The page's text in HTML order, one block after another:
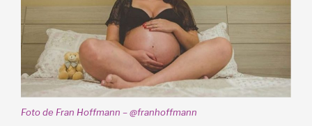
Foto de Fran Hoffmann – @franhoffmann